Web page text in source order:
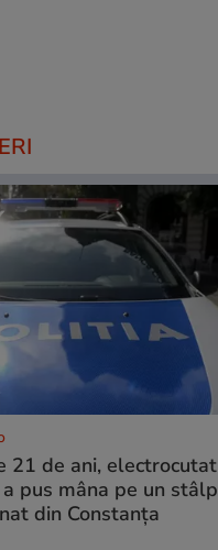
21 de ani, electrocutat
pus mâna pe un stâlp
din Constanța